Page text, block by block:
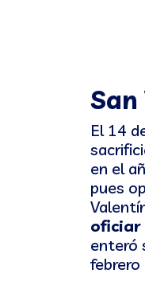
El 14
en el
pues
oficiar
enteró
febrero